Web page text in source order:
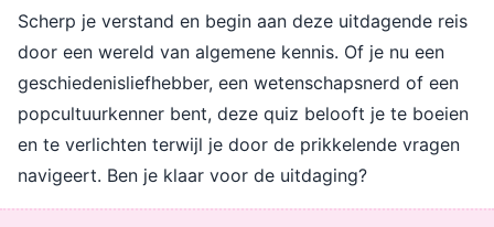
Scherp je verstand en begin aan deze uitdagende reis
door een wereld van algemene kennis. Of je nu een
geschiedenisliefhebber, een wetenschapsnerd of een
popcultuurkenner bent, deze quiz belooft je te boeien
en te verlichten terwijl je door de prikkelende vragen
navigeert. Ben je klaar voor de uitdaging?